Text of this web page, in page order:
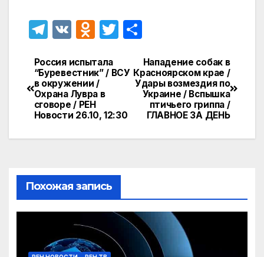
T
e
gr
a
m
V
O
n
o
kl
a
s
ni
ki
T
itt
er
п
р
а
в
и
Навигация
по
записям
Нападение собак в
Красноярском крае /
Удары возмездия по
Украине / Вспышка
птичьего гриппа /
ГЛАВНОЕ ЗА ДЕНЬ
Россия испытала
“Буревестник” / ВСУ
в окружении /
Охрана Лувра в
сговоре / РЕН
Новости 26.10, 12:30
Похожая запись